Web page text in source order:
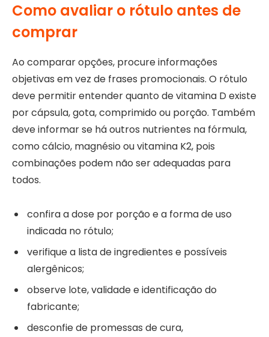
Como avaliar o rótulo antes de
comprar
Ao comparar opções, procure informações
objetivas em vez de frases promocionais. O rótulo
deve permitir entender quanto de vitamina D existe
por cápsula, gota, comprimido ou porção. Também
deve informar se há outros nutrientes na fórmula,
como cálcio, magnésio ou vitamina K2, pois
combinações podem não ser adequadas para
todos.
confira a dose por porção e a forma de uso
indicada no rótulo;
verifique a lista de ingredientes e possíveis
alergênicos;
observe lote, validade e identificação do
fabricante;
desconfie de promessas de cura,